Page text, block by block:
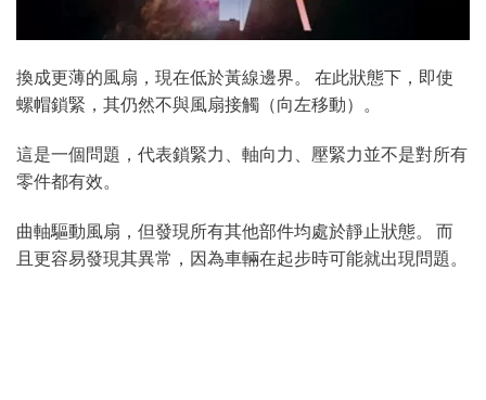
換成更薄的風扇，現在低於黃線邊界。 在此狀態下，即使
螺帽鎖緊，其仍然不與風扇接觸（向左移動）。
這是一個問題，代表鎖緊力、軸向力、壓緊力並不是對所有
零件都有效。
曲軸驅動風扇，但發現所有其他部件均處於靜止狀態。 而
且更容易發現其異常，因為車輛在起步時可能就出現問題。